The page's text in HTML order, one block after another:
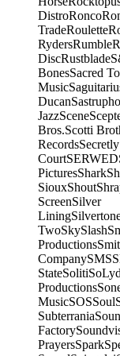
DistroRonco
TradeRoulette
RydersRumble
DiscRustblade
BonesSacred
Music
Ducan
JazzScene
Bros.Scotti
Records
CourtSERWED
PicturesShark
SiouxShout
ScreenSilver
Lining
TwoSkySlash
Productions
CompanySMS
StateSolitiSoLyd
Productions
MusicSOSSoul
Subterrania
Factory
PrayersSpark